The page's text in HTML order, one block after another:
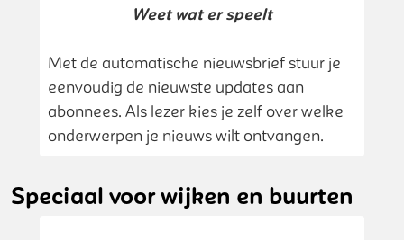
Weet wat er speelt
Met de automatische nieuwsbrief stuur je
eenvoudig de nieuwste updates aan
abonnees. Als lezer kies je zelf over welke
onderwerpen je nieuws wilt ontvangen.
Speciaal voor wijken en buurten